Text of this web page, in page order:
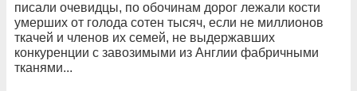
писали очевидцы, по обочинам дорог лежали кости
умерших от голода сотен тысяч, если не миллионов
ткачей и членов их семей, не выдержавших
конкуренции с завозимыми из Англии фабричными
тканями...